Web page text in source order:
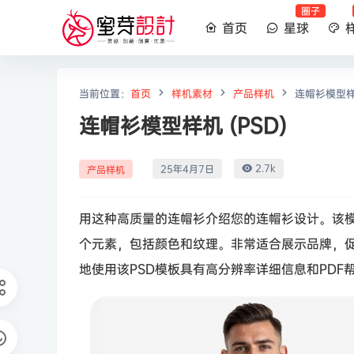
首页 星球
圈子
当前位置： 首页 样机素材 产品样机 连帽衫模型
连帽衫模型样机 (PSD)
产品样机 25年4月7日 2.7k
用这种高质量的连帽衫介绍您的连帽衫设计。
个元素，包括颜色和纹理。非常适合展示品牌，
地使用该PSD模板具有高分辨率详细信息和PDF